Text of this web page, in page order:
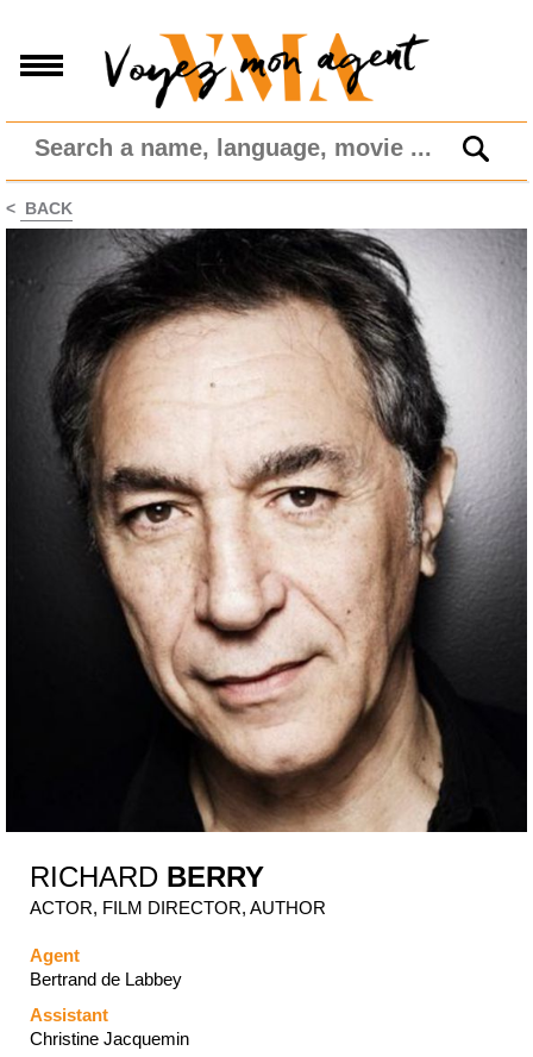
< BACK
RICHARD BERRY
ACTOR, FILM DIRECTOR, AUTHOR
Agent
Bertrand de Labbey
Assistant
Christine Jacquemin